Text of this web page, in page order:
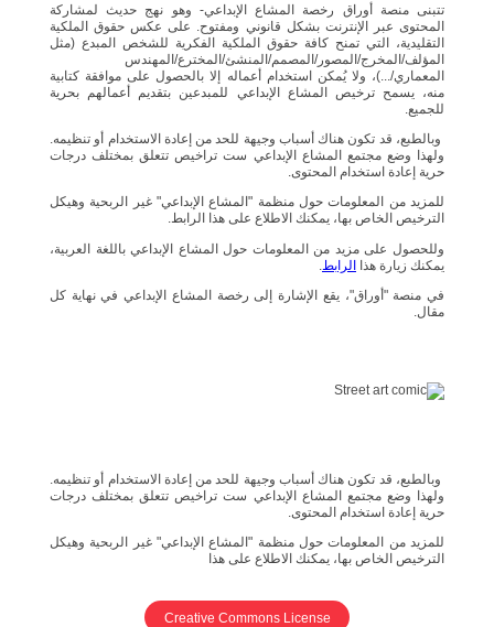
تتبنى منصة أوراق رخصة المشاع الإبداعي- وهو نهج حديث لمشاركة
المحتوى عبر الإنترنت بشكل قانوني ومفتوح. على عكس حقوق الملكية
التقليدية، التي تمنح كافة حقوق الملكية الفكرية للشخص المبدع (مثل
المؤلف/المخرج/المصور/المصمم/المنشئ/المخترع/المهندس
المعماري/...)، ولا يُمكن استخدام أعماله إلا بالحصول على موافقة كتابية
منه، يسمح ترخيص المشاع الإبداعي للمبدعين بتقديم أعمالهم بحرية
للجميع.
وبالطبع، قد تكون هناك أسباب وجيهة للحد من إعادة الاستخدام أو تنظيمه.
ولهذا وضع مجتمع المشاع الإبداعي ست تراخيص تتعلق بمختلف درجات
حرية إعادة استخدام المحتوى.
للمزيد من المعلومات حول منظمة "المشاع الإبداعي" غير الربحية وهيكل
الترخيص الخاص بها، يمكنك الاطلاع على هذا الرابط.
وللحصول على مزيد من المعلومات حول المشاع الإبداعي باللغة العربية،
يمكنك زيارة هذا الرابط
في منصة "أوراق"، يقع الإشارة إلى رخصة المشاع الإبداعي في نهاية كل
مقال.
وبالطبع، قد تكون هناك أسباب وجيهة للحد من إعادة الاستخدام أو تنظيمه.
ولهذا وضع مجتمع المشاع الإبداعي ست تراخيص تتعلق بمختلف درجات
حرية إعادة استخدام المحتوى.
للمزيد من المعلومات حول منظمة "المشاع الإبداعي" غير الربحية وهيكل
الترخيص الخاص بها، يمكنك الاطلاع على هذا
Creative Commons License